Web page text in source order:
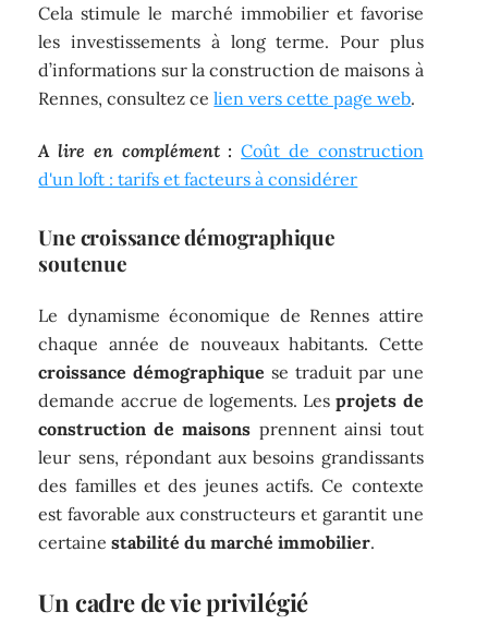
Cela stimule le marché immobilier et favorise
les investissements à long terme. Pour plus
d’informations sur la construction de maisons à
Rennes, consultez celien vers cette page web.
A lire en complément : Coût de construction
d'un loft : tarifs et facteurs à considérer
Une croissance démographique
soutenue
Le dynamisme économique de Rennes attire
chaque année de nouveaux habitants. Cette
croissance démographique se traduit par une
demande accrue de logements. Lesprojets de
construction de maisons prennent ainsi tout
leur sens, répondant aux besoins grandissants
des familles et des jeunes actifs. Ce contexte
est favorable aux constructeurs et garantit une
certainestabilité du marché immobilier.
Un cadre de vie privilégié